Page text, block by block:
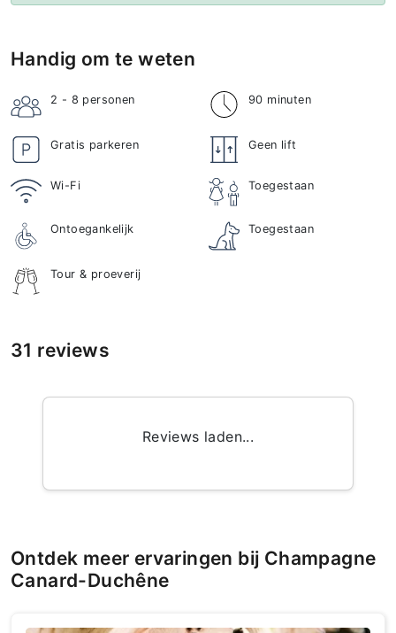
Handig om te weten
2 - 8 personen 90 minuten
Gratis parkeren Geen lift
Wi-Fi Toegestaan
Ontoegankelijk Toegestaan
Tour & proeverij
31 reviews
Reviews laden...
Ontdek meer ervaringen bij Champagne
Canard-Duchêne